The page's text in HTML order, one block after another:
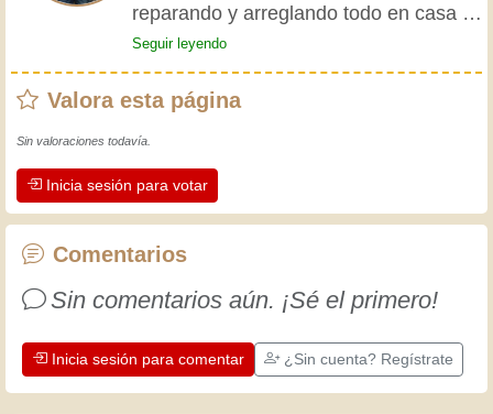
reparando y arreglando todo en casa y
para mis amigos. Mis abuelos me
enseñaron lo básico desde pequeño, y
desde entonces he adquirido una vasta
experiencia. ¡La experiencia enseña! Te
apreciar la dedicación que los
artesanos profesionales ponen en su
trabajo. Aprendamos juntos; cada día
¡Diviértete!
Seguir leyendo
Valora esta página
Sin valoraciones todavía.
Inicia sesión para votar
Comentarios
Sin comentarios aún. ¡Sé el primero!
Inicia sesión para comentar ¿Sin cuenta? Regístrate